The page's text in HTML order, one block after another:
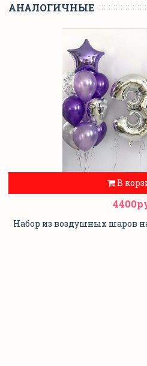
АНАЛОГИЧНЫЕ
В
Набор из воздушных шаров